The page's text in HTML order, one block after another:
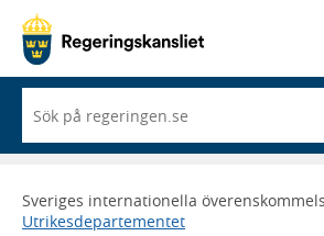
du
börjar
skriva
framträder
en
Sveriges internationella
Utrikesdepartementet